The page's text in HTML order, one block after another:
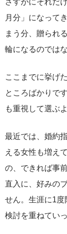
さすがにそれだ
月分」になって
まう分、贈られ
輪になるのでは
ここまでに挙げ
ところばかりで
も重視して選ぶ
最近では、婚約
える女性も増え
の、できれば事
直入に、好みの
せん。生涯に1度
検討を重ねてい